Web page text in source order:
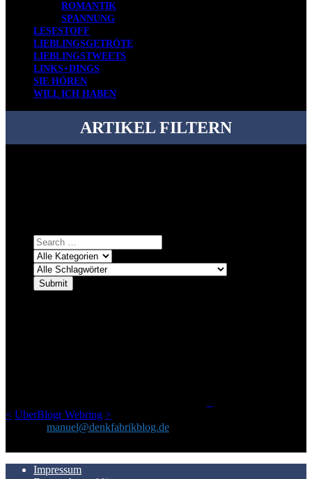
ROMANTIK
SPANNUNG
LESESTOFF
LIEBLINGSGETRÖTE
LIEBLINGSTWEETS
LINKS+DINGS
SIE HÖREN
WILL ICH HABEN
ARTIKEL FILTERN
< UberBlogr Webring >
manuel@denkfabrikblog.de
Impressum